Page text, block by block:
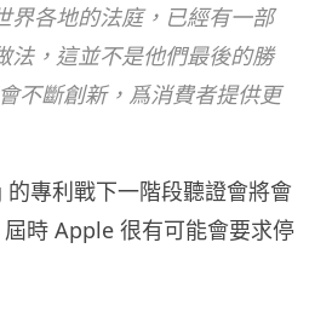
界各地的法庭，已經有一部
法，這並不是他們最後的勝
不斷創新，爲消費者提供更
專利戰下一階段聽證會將會
時 Apple 很有可能會要求停